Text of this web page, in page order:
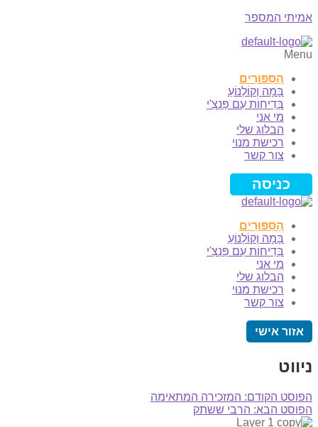
אמיתי המספר
Menu
הַסִּפּוּרִים
בָּמָה וְקוֹלְנוֹעַ
בְּדִיחוֹת עִם פַּנְצִ'י
מי אני
הבלוג שלי
רכישת מנוי
צור קשר
כניסה
הַסִּפּוּרִים
בָּמָה וְקוֹלְנוֹעַ
בְּדִיחוֹת עִם פַּנְצִ'י
מי אני
הבלוג שלי
רכישת מנוי
צור קשר
אזור אישי
ניווט
הפוסט הקודם: המזכירה המתאימה
הפוסט הבא: הרבי ששתק